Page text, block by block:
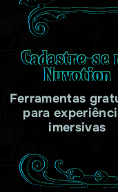
Cadastre-se
Nuvotion
Ferramentas
para
imersivas